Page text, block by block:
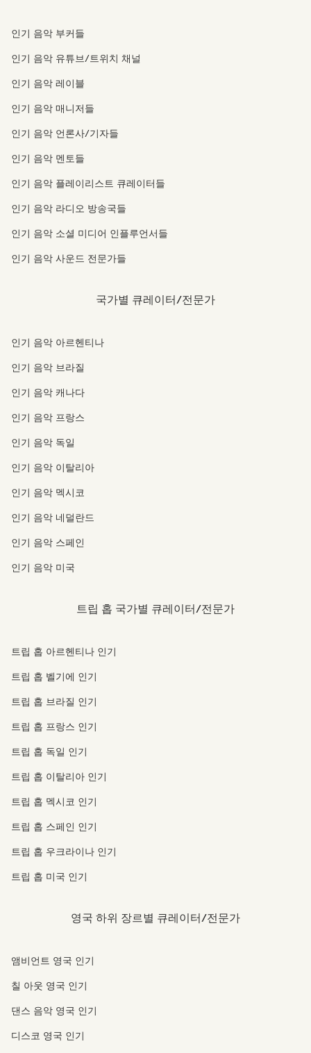
인기 음악 부커들
인기 음악 유튜브/트위치 채널
인기 음악 레이블
인기 음악 매니저들
인기 음악 언론사/기자들
인기 음악 멘토들
인기 음악 플레이리스트 큐레이터들
인기 음악 라디오 방송국들
인기 음악 소셜 미디어 인플루언서들
인기 음악 사운드 전문가들
국가별 큐레이터/전문가
인기 음악 아르헨티나
인기 음악 브라질
인기 음악 캐나다
인기 음악 프랑스
인기 음악 독일
인기 음악 이탈리아
인기 음악 멕시코
인기 음악 네덜란드
인기 음악 스페인
인기 음악 미국
트립 홉 국가별 큐레이터/전문가
트립 홉 아르헨티나 인기
트립 홉 벨기에 인기
트립 홉 브라질 인기
트립 홉 프랑스 인기
트립 홉 독일 인기
트립 홉 이탈리아 인기
트립 홉 멕시코 인기
트립 홉 스페인 인기
트립 홉 우크라이나 인기
트립 홉 미국 인기
영국 하위 장르별 큐레이터/전문가
앰비언트 영국 인기
칠 아웃 영국 인기
댄스 음악 영국 인기
디스코 영국 인기